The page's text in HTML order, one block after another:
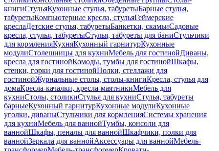
книгиСтульяКухонные стулья, табуретыБарные стулья,
табуретыКомпьютерные кресла, стульяГеймерские
креслаДетские стулья, табуретыБанкетки, скамьиСадовые
кресла, стулья, табуретыСтулья, табуреты для баниСтульчики
для кормленияКухняКухонный гарнитурКухонные
модулиСтолешницы для кухниМебель для гостинойДиваны,
кресла для гостинойКомоды, тумбы для гостинойШкафы,
стенки, горки для гостинойПолки, стеллажи для
гостинойЖурнальные столы, столы-книгиКресла, стулья для
домаКресла-качалки, кресла-маятникиМебель для
кухниСтолы, столикиСтулья для кухниСтулья, табуреты
барныеКухонный гарнитурКухонные модулиКухонные
уголки, диваныСтульчики для кормленияСистемы хранения
для кухниМебель для ваннойТумбы, консоли для
ваннойШкафы, пеналы для ваннойШкафчики, полки для
ваннойЗеркала для ваннойАксессуары для ваннойМебель-